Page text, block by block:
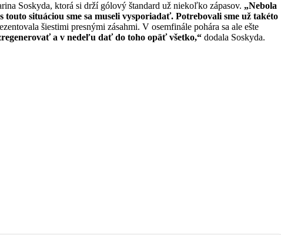
Soskyda, ktorá si drží gólový štandard už niekoľko zápasov. „Nebola
situáciou sme sa museli vysporiadať. Potrebovali sme už takéto
šiestimi presnými zásahmi. V osemfinále pohára sa ale ešte
a v nedeľu dať do toho opäť všetko,“ dodala Soskyda.